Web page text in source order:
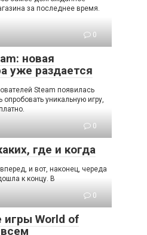
за последнее время.
0
новая
уже раздается
Steam появилась
уникальную игру,
0
где и когда
и вот, наконец, череда
к концу. В
0
игры World of